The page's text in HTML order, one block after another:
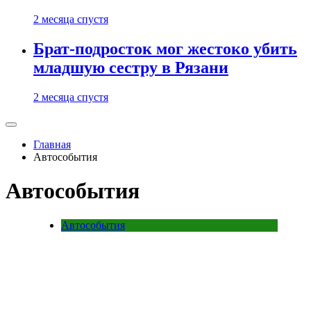
2 месяца спустя
Брат-подросток мог жестоко убить
младшую сестру в Рязани
2 месяца спустя
Главная
Автособытия
Автособытия
Автособытия